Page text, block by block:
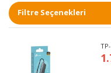
Filtre Seçenekleri